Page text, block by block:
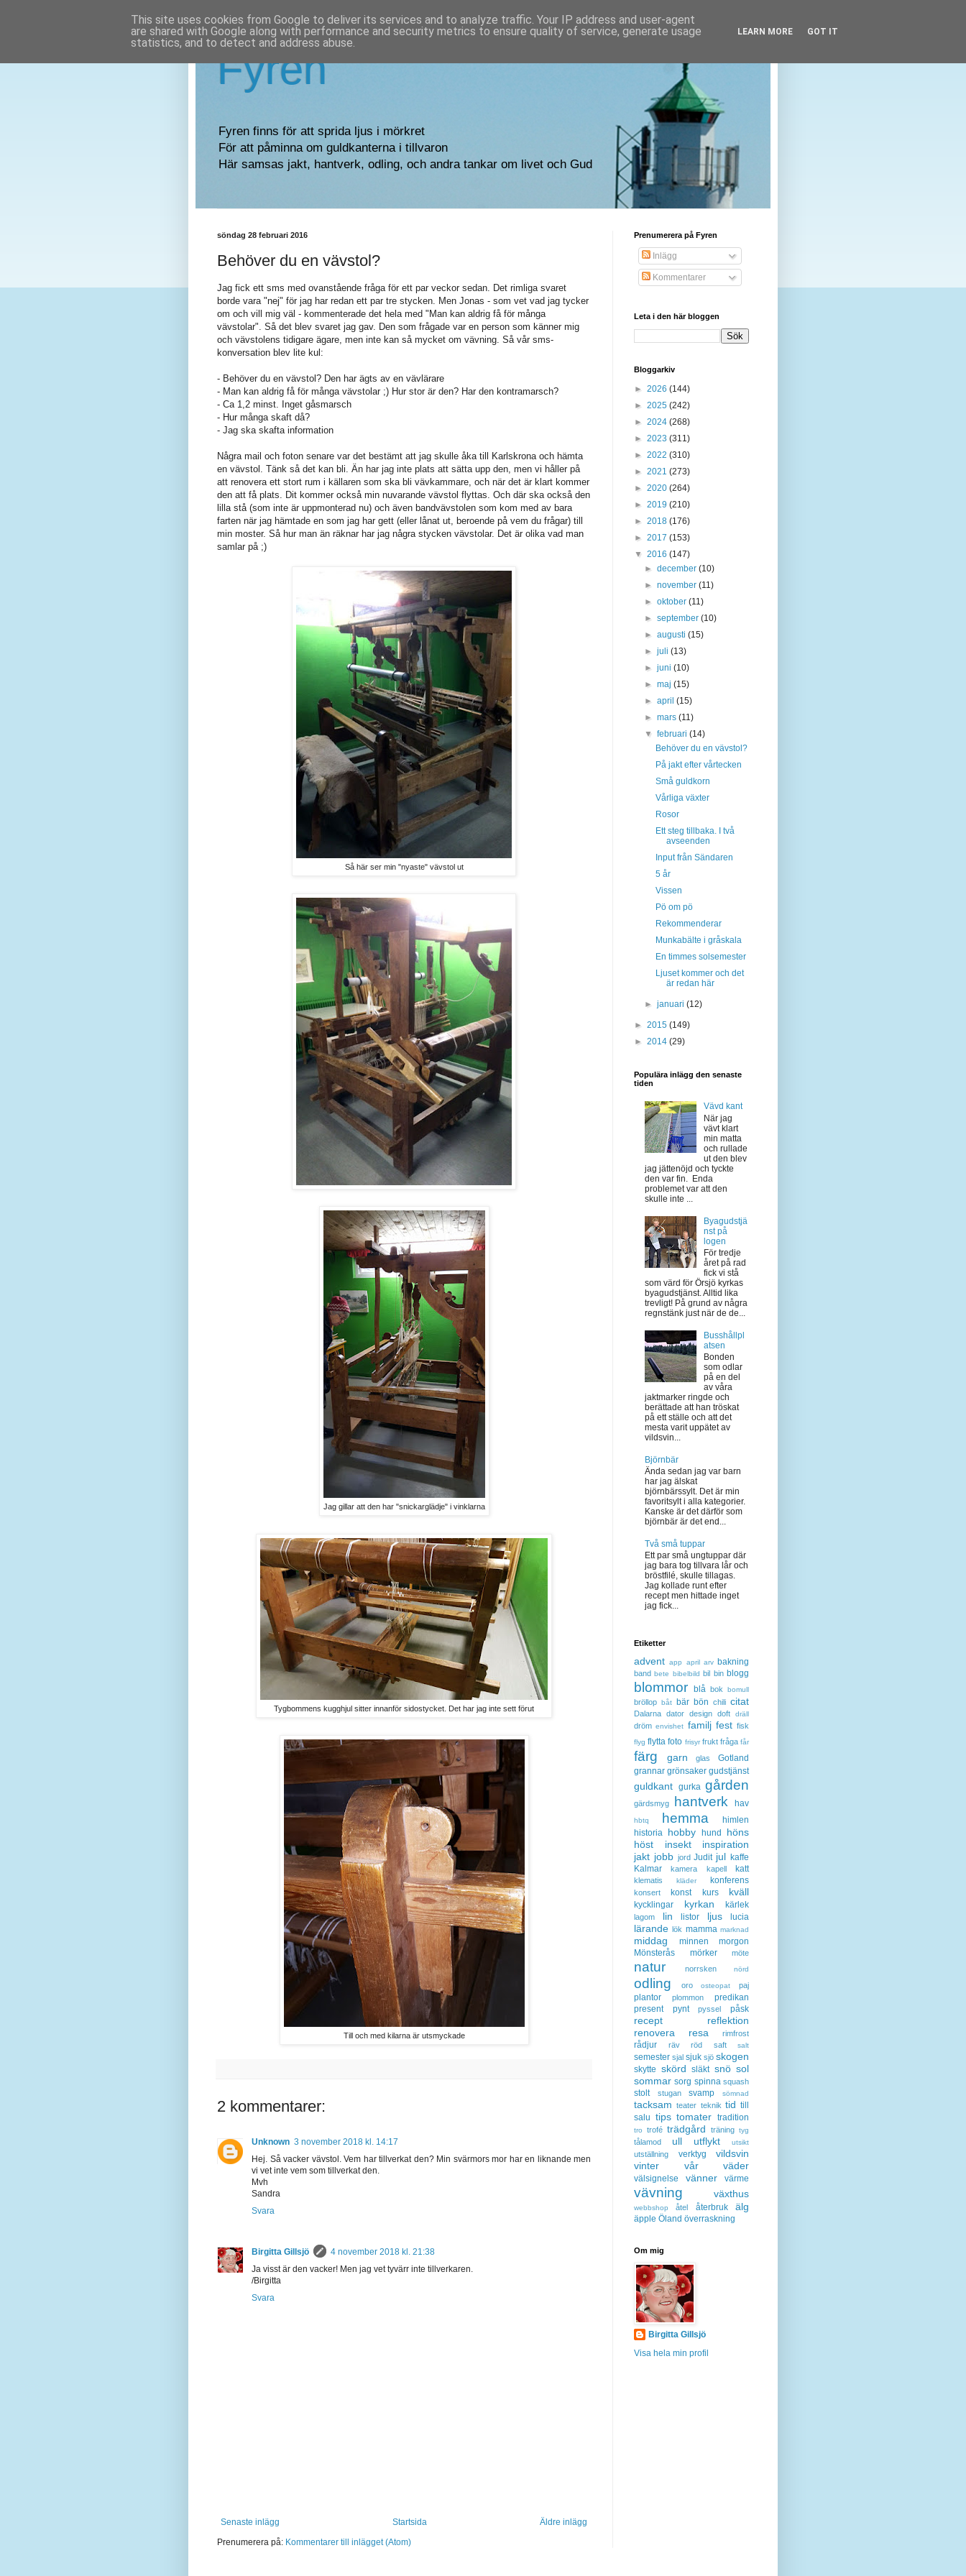
Fyren
Fyren finns för att sprida ljus i mörkret
För att påminna om guldkanterna i tillvaron
Här samsas jakt, hantverk, odling, och andra tankar om livet och Gud
söndag 28 februari 2016
Behöver du en vävstol?
Jag fick ett sms med ovanstående fråga för ett par veckor sedan. Det rimliga svaret
borde vara "nej" för jag har redan ett par tre stycken. Men Jonas - som vet vad jag tycker
om och vill mig väl - kommenterade det hela med "Man kan aldrig få för många
vävstolar". Så det blev svaret jag gav. Den som frågade var en person som känner mig
och vävstolens tidigare ägare, men inte kan så mycket om vävning. Så vår sms-
konversation blev lite kul:
- Behöver du en vävstol? Den har ägts av en vävlärare
- Man kan aldrig få för många vävstolar ;) Hur stor är den? Har den kontramarsch?
- Ca 1,2 minst. Inget gåsmarsch
- Hur många skaft då?
- Jag ska skafta information
Några mail och foton senare var det bestämt att jag skulle åka till Karlskrona och hämta
en vävstol. Tänk så det kan bli. Än har jag inte plats att sätta upp den, men vi håller på
att renovera ett stort rum i källaren som ska bli vävkammare, och när det är klart kommer
den att få plats. Dit kommer också min nuvarande vävstol flyttas. Och där ska också den
lilla stå (som inte är uppmonterad nu) och även bandvävstolen som kom med av bara
farten när jag hämtade en som jag har gett (eller lånat ut, beroende på vem du frågar) till
min moster. Så hur man än räknar har jag några stycken vävstolar. Det är olika vad man
samlar på ;)
Så här ser min "nyaste" vävstol ut
Jag gillar att den har "snickarglädje" i vinklarna
Tygbommens kugghjul sitter innanför sidostycket. Det har jag inte sett förut
Till och med kilarna är utsmyckade
2 kommentarer:
Unknown 3 november 2018 kl. 14:17
Hej. Så vacker vävstol. Vem har tillverkat den? Min svärmors mor har en liknande men
vi vet inte vem som tillverkat den.
Mvh
Sandra
Svara
Birgitta Gillsjö
4 november 2018 kl. 21:38
Ja visst är den vacker! Men jag vet tyvärr inte tillverkaren.
/Birgitta
Svara
Senaste inlägg Äldre inlägg
Startsida
Prenumerera på: Kommentarer till inlägget (Atom)
Prenumerera på Fyren
Inlägg
Kommentarer
Leta i den här bloggen
Bloggarkiv
► 2026 (144)
► 2025 (242)
► 2024 (268)
► 2023 (311)
► 2022 (310)
► 2021 (273)
► 2020 (264)
► 2019 (210)
► 2018 (176)
► 2017 (153)
▼ 2016 (147)
►december(10)
►november(11)
►oktober(11)
►september(10)
►augusti(15)
►juli(13)
►juni(10)
►maj(15)
►april(15)
►mars(11)
▼februari(14)
Behöver du en vävstol?
På jakt efter vårtecken
Små guldkorn
Vårliga växter
Rosor
Ett steg tillbaka. I två
avseenden
Input från Sändaren
5 år
Vissen
Pö om pö
Rekommenderar
Munkabälte i gråskala
En timmes solsemester
Ljuset kommer och det
är redan här
►januari(12)
► 2015 (149)
► 2014 (29)
Populära inlägg den senaste
tiden
Vävd kant
När jag
vävt klart
min matta
och rullade
ut den blev
jag jättenöjd och tyckte
den var fin. Enda
problemet var att den
skulle inte ...
Byagudstjä
nst på
logen
För tredje
året på rad
fick vi stå
som värd för Örsjö kyrkas
byagudstjänst. Alltid lika
trevligt! På grund av några
regnstänk just när de de...
Busshållpl
atsen
Bonden
som odlar
på en del
av våra
jaktmarker ringde och
berättade att han tröskat
på ett ställe och att det
mesta varit uppätet av
vildsvin...
Björnbär
Ända sedan jag var barn
har jag älskat
björnbärssylt. Det är min
favoritsylt i alla kategorier.
Kanske är det därför som
björnbär är det end...
Två små tuppar
Ett par små ungtuppar där
jag bara tog tillvara lår och
bröstfilé, skulle tillagas.
Jag kollade runt efter
recept men hittade inget
jag fick...
Etiketter
advent app april arv bakning
band bete bibelbild bil bin blogg
blommor blå bok bomull
bröllop båt bär bön chili citat
Dalarna dator design doft dräll
dröm envishet familj fest fisk
flyg flytta foto frisyr frukt fråga får
färg garn glas
Gotland
grannar grönsaker gudstjänst
guldkant gurka gården
gärdsmyg hantverk hav
hbtq hemma
himlen
historia hobby hund
höns
höst
insekt
inspiration
jakt jobb jord Judit jul kaffe
Kalmar
kamera kapell katt
klematis kläder konferens
konsert konst kurs kväll
kycklingar kyrkan kärlek
lagom lin listor ljus lucia
lärande lök mamma marknad
middag minnen
morgon
Mönsterås
mörker möte
natur norrsken nörd
odling oro osteopat paj
plantor plommon
predikan
present
pynt pyssel påsk
recept
reflektion
renovera
resa rimfrost
rådjur räv röd saft salt
semester sjal sjuk sjö skogen
skytte skörd släkt snö sol
sommar sorg spinna squash
stolt stugan svamp sömnad
tacksam teater teknik tid till
salu tips tomater tradition
tro trofé trädgård träning tyg
tålamod ull utflykt utsikt
utställning verktyg
vildsvin
vinter
vår väder
välsignelse vänner värme
vävning växthus
webbshop åtel återbruk älg
äpple Öland överraskning
Om mig
Birgitta Gillsjö
Visa hela min profil
This site uses cookies from Google to deliver its services and to analyze traffic. Your IP address and user-agent
are shared with Google along with performance and security metrics to ensure quality of service, generate usage
statistics, and to detect and address abuse.
LEARN MORE GOT IT